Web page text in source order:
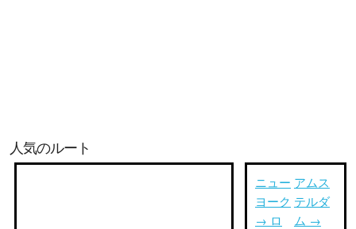
人気のルート
ニュー
ヨーク
→ ロ
アムス
テルダ
ム →